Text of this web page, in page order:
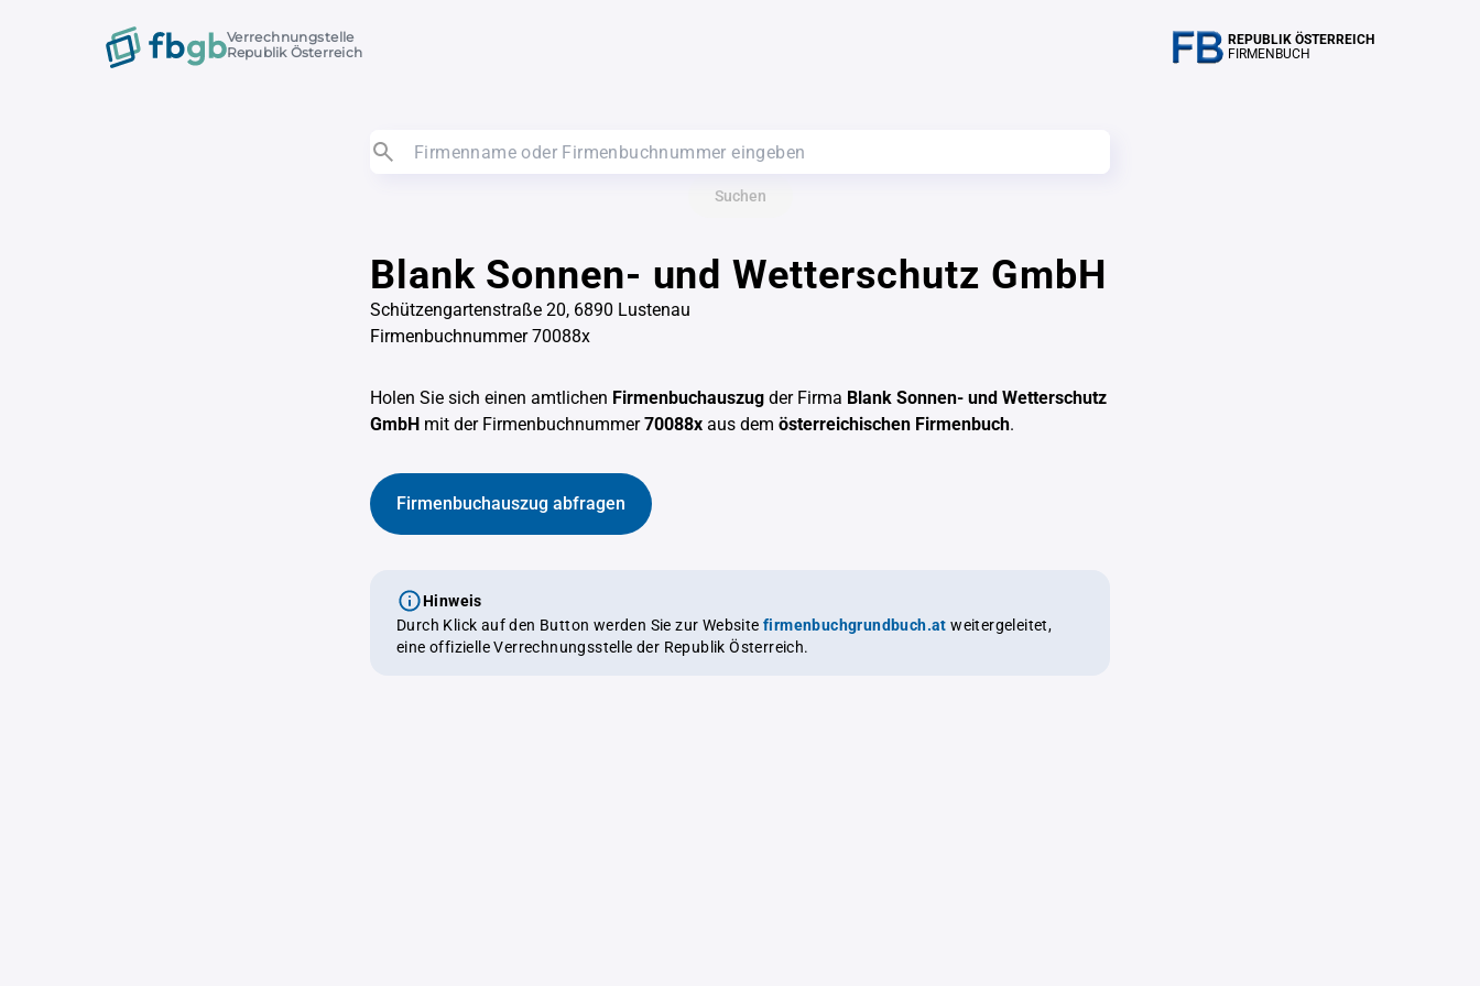
Verrechnungstelle
Republik Österreich
REPUBLIK ÖSTERREICH
FIRMENBUCH
Suchen
Blank Sonnen- und Wetterschutz GmbH
Schützengartenstraße 20, 6890 Lustenau
Firmenbuchnummer 70088x
Holen Sie sich einen amtlichen Firmenbuchauszug der Firma Blank Sonnen- und Wetterschutz
GmbH mit der Firmenbuchnummer70088x aus dem österreichischen Firmenbuch.
Firmenbuchauszug abfragen
Hinweis
Durch Klick auf den Button werden Sie zur Website firmenbuchgrundbuch.at weitergeleitet,
eine offizielle Verrechnungsstelle der Republik Österreich.